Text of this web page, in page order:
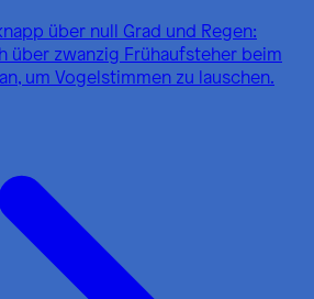
über null Grad und Regen:
über zwanzig Frühaufsteher beim
um Vogelstimmen zu lauschen.